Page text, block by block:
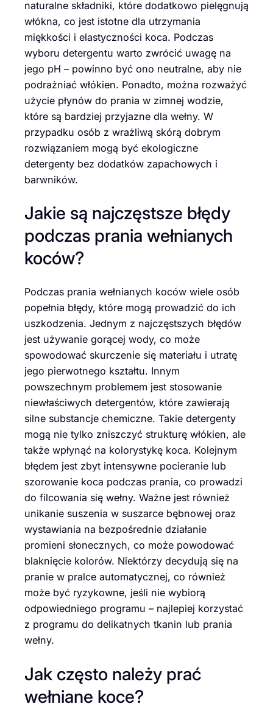
naturalne składniki, które dodatkowo pielęgnują
włókna, co jest istotne dla utrzymania
miękkości i elastyczności koca. Podczas
wyboru detergentu warto zwrócić uwagę na
jego pH – powinno być ono neutralne, aby nie
podrażniać włókien. Ponadto, można rozważyć
użycie płynów do prania w zimnej wodzie,
które są bardziej przyjazne dla wełny. W
przypadku osób z wrażliwą skórą dobrym
rozwiązaniem mogą być ekologiczne
detergenty bez dodatków zapachowych i
barwników.
Jakie są najczęstsze błędy
podczas prania wełnianych
koców?
Podczas prania wełnianych koców wiele osób
popełnia błędy, które mogą prowadzić do ich
uszkodzenia. Jednym z najczęstszych błędów
jest używanie gorącej wody, co może
spowodować skurczenie się materiału i utratę
jego pierwotnego kształtu. Innym
powszechnym problemem jest stosowanie
niewłaściwych detergentów, które zawierają
silne substancje chemiczne. Takie detergenty
mogą nie tylko zniszczyć strukturę włókien, ale
także wpłynąć na kolorystykę koca. Kolejnym
błędem jest zbyt intensywne pocieranie lub
szorowanie koca podczas prania, co prowadzi
do filcowania się wełny. Ważne jest również
unikanie suszenia w suszarce bębnowej oraz
wystawiania na bezpośrednie działanie
promieni słonecznych, co może powodować
blaknięcie kolorów. Niektórzy decydują się na
pranie w pralce automatycznej, co również
może być ryzykowne, jeśli nie wybiorą
odpowiedniego programu – najlepiej korzystać
z programu do delikatnych tkanin lub prania
wełny.
Jak często należy prać
wełniane koce?